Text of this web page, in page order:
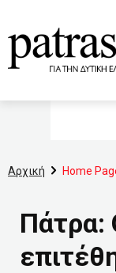
Αρχική Home
Πάτρα: